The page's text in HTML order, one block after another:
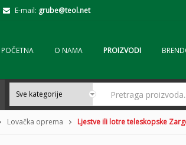
E-mail: grube@teol.net
POČETNA O NAMA PROIZVODI
Lovačka oprema Ljestve ili lotre teleskopske